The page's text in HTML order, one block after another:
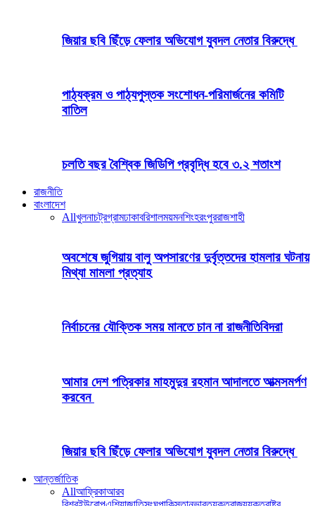
জিয়ার ছবি ছিঁড়ে ফেলার অভিযোগ যুবদল নেতার বিরুদ্ধে
পাঠ্যক্রম ও পাঠ্যপুস্তক সংশোধন-পরিমার্জনের কমিটি
বাতিল
চলতি বছর বৈশ্বিক জিডিপি প্রবৃদ্ধি হবে ৩.২ শতাংশ
রাজনীতি
বাংলাদেশ
Allখুলনাচট্রগ্রামঢাকাবরিশালময়মনশিংহরংপুররাজশাহী
অবশেষে জুগিয়ায় বালু অপসারণের দুর্বৃত্তদের হামলার ঘটনায়
মিথ্যা মামলা প্রত্যাহ
নির্বাচনের যৌক্তিক সময় মানতে চান না রাজনীতিবিদরা
আমার দেশ পত্রিকার মাহমুদুর রহমান আদালতে আত্মসমর্পণ
করবেন
জিয়ার ছবি ছিঁড়ে ফেলার অভিযোগ যুবদল নেতার বিরুদ্ধে
আন্তর্জাতিক
Allআফ্রিকাআরব